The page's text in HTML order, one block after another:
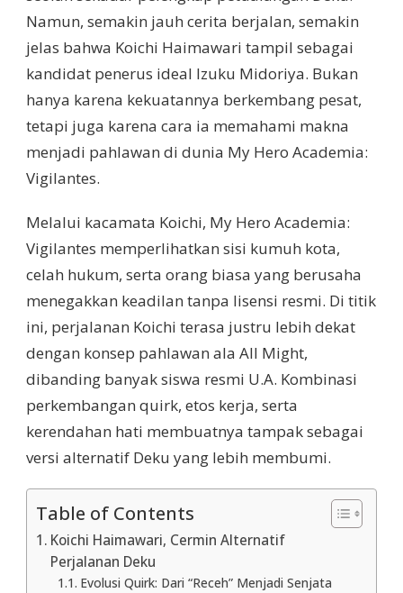
Namun, semakin jauh cerita berjalan, semakin
jelas bahwa Koichi Haimawari tampil sebagai
kandidat penerus ideal Izuku Midoriya. Bukan
hanya karena kekuatannya berkembang pesat,
tetapi juga karena cara ia memahami makna
menjadi pahlawan di dunia My Hero Academia:
Vigilantes.
Melalui kacamata Koichi, My Hero Academia:
Vigilantes memperlihatkan sisi kumuh kota,
celah hukum, serta orang biasa yang berusaha
menegakkan keadilan tanpa lisensi resmi. Di titik
ini, perjalanan Koichi terasa justru lebih dekat
dengan konsep pahlawan ala All Might,
dibanding banyak siswa resmi U.A. Kombinasi
perkembangan quirk, etos kerja, serta
kerendahan hati membuatnya tampak sebagai
versi alternatif Deku yang lebih membumi.
Table of Contents
Koichi Haimawari, Cermin Alternatif
Perjalanan Deku
Evolusi Quirk: Dari “Receh” Menjadi Senjata